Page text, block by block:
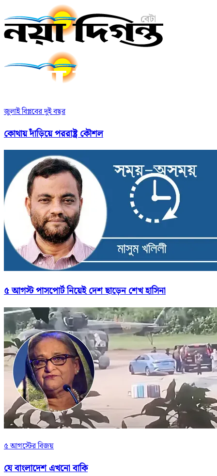
জুলাই বিপ্লবের দুই বছর
কোথায় দাঁড়িয়ে পররাষ্ট্র কৌশল
৫ আগস্ট পাসপোর্ট নিয়েই দেশ ছাড়েন শেখ হাসিনা
৫ আগস্টের বিজয়
যে বাংলাদেশ এখনো বাকি